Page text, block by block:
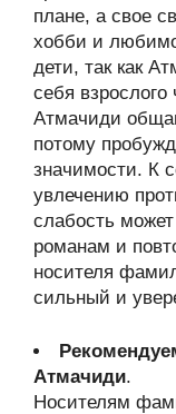
плане, а свое
хобби и
дети, так как
себя
Атмачиди
потому
значимости. К
увлечению
слабость
романам и
носителя
сильный и
Атмачиди.
Носителям